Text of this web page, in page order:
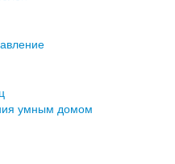
умным домом